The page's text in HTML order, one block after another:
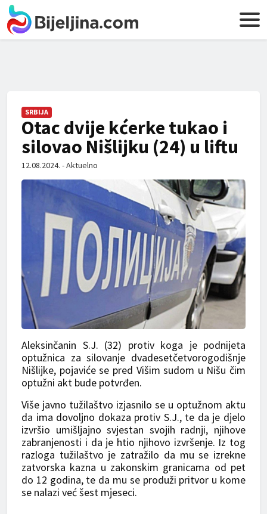
SRBIJA
Otac dvije kćerke tukao i
silovao Nišlijku (24) u liftu
12.08.2024. - Aktuelno
Aleksinčanin S.J. (32) protiv koga je podnijeta
optužnica za silovanje dvadesetčetvorogodišnje
Nišlijke, pojaviće se pred Višim sudom u Nišu čim
optužni akt bude potvrđen.
Više javno tužilaštvo izjasnilo se u optužnom aktu
da ima dovoljno dokaza protiv S.J., te da je djelo
izvršio umišljajno svjestan svojih radnji, njihove
zabranjenosti i da je htio njihovo izvršenje. Iz tog
razloga tužilaštvo je zatražilo da mu se izrekne
zatvorska kazna u zakonskim granicama od pet
do 12 godina, te da mu se produži pritvor u kome
se nalazi već šest mjeseci.